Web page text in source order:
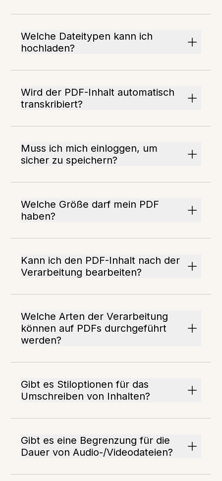
Welche Dateitypen kann ich
hochladen?
Wird der PDF-Inhalt automatisch
transkribiert?
Muss ich mich einloggen, um
sicher zu speichern?
Welche Größe darf mein PDF
haben?
Kann ich den PDF-Inhalt nach der
Verarbeitung bearbeiten?
Welche Arten der Verarbeitung
können auf PDFs durchgeführt
werden?
Gibt es Stiloptionen für das
Umschreiben von Inhalten?
Gibt es eine Begrenzung für die
Dauer von Audio-/Videodateien?